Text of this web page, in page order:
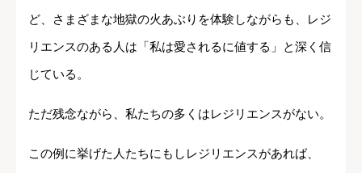
ど、さまざまな地獄の火あぶりを体験しながらも、レジ
リエンスのある人は「私は愛されるに値する」と深く信
じている。
ただ残念ながら、私たちの多くはレジリエンスがない。
この例に挙げた人たちにもしレジリエンスがあれば、